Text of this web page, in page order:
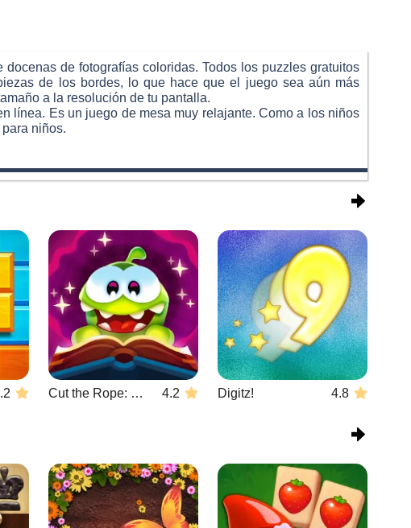
de fotografías coloridas. Todos los puzzles gratuitos
de los bordes, lo que hace que el juego sea aún más
a la resolución de tu pantalla.
línea. Es un juego de mesa muy relajante. Como a los niños
niños.
Cut the Rope: Magic 4.2 Digitz! 4.8